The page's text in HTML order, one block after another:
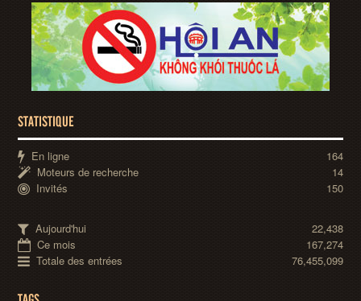
STATISTIQUE
En ligne
164
Moteurs de recherche
14
Invités
150
Aujourd'hui
22,438
Ce mois
167,274
Totale des entrées
76,455,099